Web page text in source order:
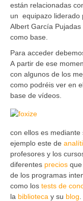
están relacionadas
un equipazo liderado
Albert García Pujadas
como base.
Para acceder
A partir de ese
con algunos de los
como podréis ver en
base de vídeos.
con ellos es
ejemplo este de
profesores y los
diferentes precios
de los programas
como los tests de
la biblioteca y su blog